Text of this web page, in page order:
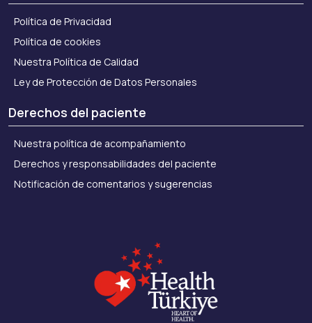
Política de Privacidad
Política de cookies
Nuestra Política de Calidad
Ley de Protección de Datos Personales
Derechos del paciente
Nuestra política de acompañamiento
Derechos y responsabilidades del paciente
Notificación de comentarios y sugerencias